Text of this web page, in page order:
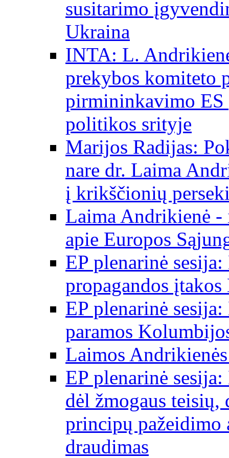
susitarimo
Ukraina
INTA: L.
prekybos komiteto
pirmininkavimo ES
politikos srityje
Marijos Radijas:
nare dr. Laima
į krikščionių
Laima Andrikienė -
apie Europos
EP plenarinė
propagandos įtakos
EP plenarinė
paramos
Laimos
EP plenarinė
dėl žmogaus
principų pažeidimo
draudimas